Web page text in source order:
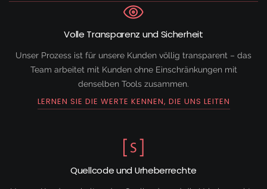
Volle Transparenz und Sicherheit
Unser Prozess ist für unsere Kunden völlig transparent – das
Team arbeitet mit Kunden ohne Einschränkungen mit
denselben Tools zusammen.
LERNEN SIE DIE WERTE KENNEN, DIE UNS LEITEN
Quellcode und Urheberrechte